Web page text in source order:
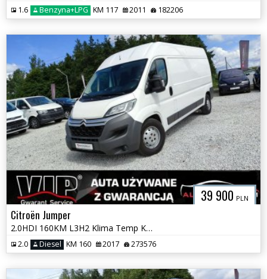
1.6 Benzyna+LPG KM 117 2011 182206
39 900 PLN
Citroën Jumper
2.0HDI 160KM L3H2 Klima Temp Kamera Navi Hak Boxer Ducato GWARANCJA
2.0 Diesel KM 160 2017 273576